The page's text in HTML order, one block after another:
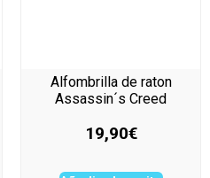
Alfombrilla de raton
Assassin´s Creed
19,90€